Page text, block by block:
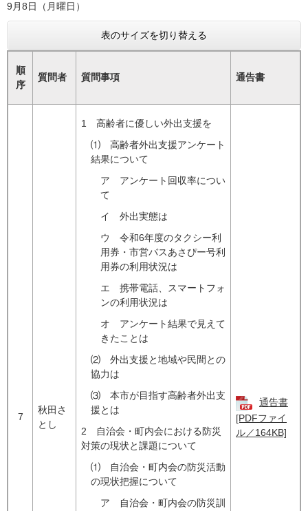
9月8日（月曜日）
表のサイズを切り替える
順
序
質問者 質問事項 通告書
7
秋田さ
とし
1 高齢者に優しい外出支援を
⑴ 高齢者外出支援アンケート
結果について
ア アンケート回収率につい
て
イ 外出実態は
ウ 令和6年度のタクシー利
用券・市営バスあさぴー号利
用券の利用状況は
エ 携帯電話、スマートフォ
ンの利用状況は
オ アンケート結果で見えて
きたことは
⑵ 外出支援と地域や民間との
協力は
⑶ 本市が目指す高齢者外出支
援とは
2 自治会・町内会における防災
対策の現状と課題について
⑴ 自治会・町内会の防災活動
の現状把握について
ア 自治会・町内会の防災訓
通告書
[PDFファイ
ル／164KB]